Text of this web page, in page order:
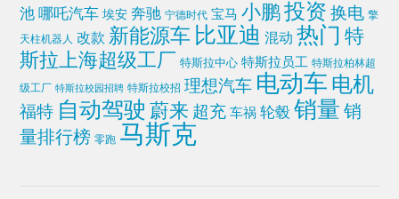
池 哪吒汽车 埃安 奔驰 宁德时代 宝马 小鹏投资 换电 擎
天柱机器人 改款 新能源车 比亚迪 混动 热门 特
斯拉上海超级工厂
特斯拉中心 特斯拉员工 特斯拉柏林超
级工厂 特斯拉校园招聘 特斯拉校招 理想汽车 电动车 电机
福特 自动驾驶 蔚来 超充 车祸 轮毂 销量 销
量排行榜 零跑 马斯克